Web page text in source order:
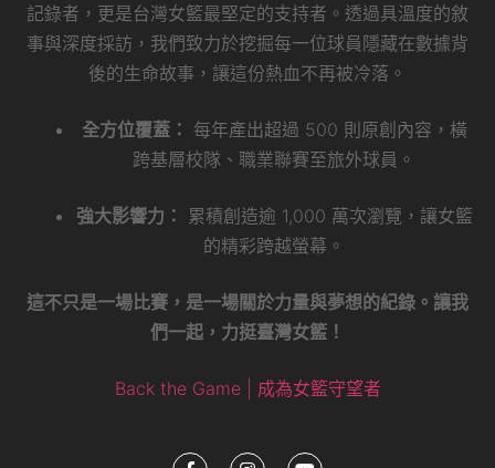
記錄者，更是台灣女籃最堅定的支持者。透過具溫度的敘
事與深度採訪，我們致力於挖掘每一位球員隱藏在數據背
後的生命故事，讓這份熱血不再被冷落。
全方位覆蓋： 每年產出超過 500 則原創內容，橫
跨基層校隊、職業聯賽至旅外球員。
強大影響力：
累積創造逾 1,000 萬次瀏覽，讓女籃
的精彩跨越螢幕。
這不只是一場比賽，是一場關於力量與夢想的紀錄。讓我
們一起，力挺臺灣女籃！
Back the Game | 成為女籃守望者